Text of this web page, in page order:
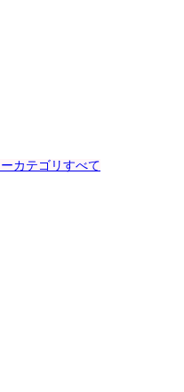
カテゴリすべて